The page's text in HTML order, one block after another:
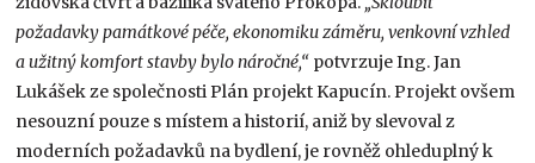
požadavky památkové péče, ekonomiku záměru, venkovní vzhled
a užitný komfort stavby bylo náročné,“ potvrzuje Ing. Jan
Lukášek ze společnosti Plán projekt Kapucín. Projekt ovšem
nesouzní pouze s místem a historií, aniž by slevoval z
moderních požadavků na bydlení, je rovněž ohleduplný k